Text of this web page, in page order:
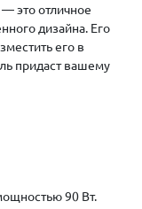
это отличное
дизайна. Его
его в
придаст вашему
90 Вт.